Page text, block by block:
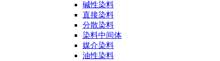
碱性染料
直接染料
分散染料
染料中间体
媒介染料
油性染料